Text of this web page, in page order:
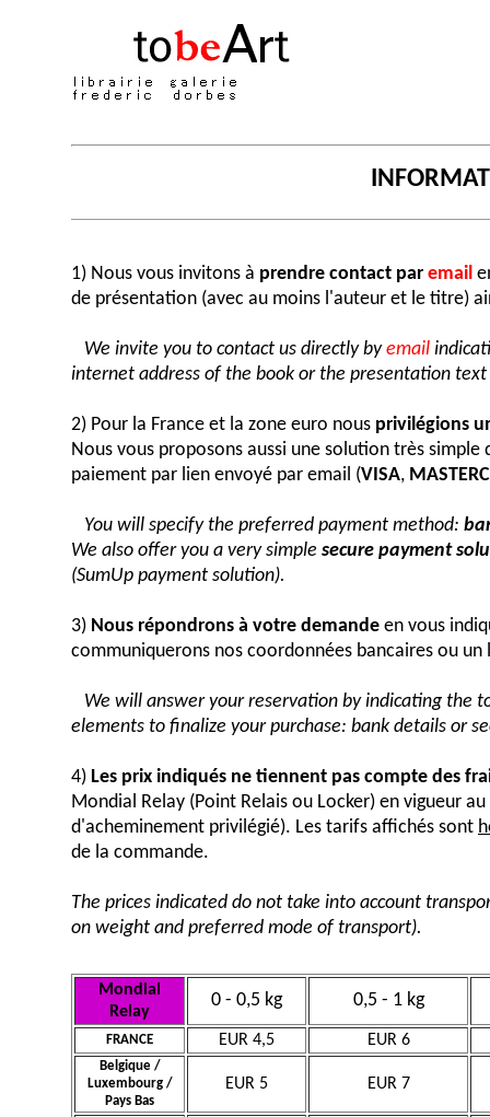
1) Nous vous invitons à prendre contact par email
de présentation (avec au moins l'auteur et le titre)
We invite you to contact us directly byemail
internet address of the book or the presentation
2) Pour la France et la zone euro nous privilégions
Nous vous proposons aussi une solution très simple
paiement par lien envoyé par email (VISA,
You will specify the preferred payment method:
We also offer you a very simple secure payment
(SumUp payment solution).
3) Nous répondrons à votre demande en vous
communiquerons nos coordonnées bancaires ou
We will answer your reservation by indicating the
elements to finalize your purchase: bank details or
4) Les prix indiqués ne tiennent pas compte des
Mondial Relay (Point Relais ou Locker) en vigueur
d'acheminement privilégié). Les tarifs affichés sont
de la commande.
The prices indicated do not take into account
on weight and preferred mode of transport).
Mondial
Relay
0 - 0,5 kg 0,5 - 1 kg
FRANCE EUR 4,5 EUR 6
Belgique /
Luxembourg /
Pays Bas
EUR 5 EUR 7